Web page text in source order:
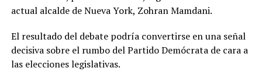
actual alcalde de Nueva York, Zohran Mamdani.
El resultado del debate podría convertirse en una señal
decisiva sobre el rumbo del Partido Demócrata de cara a
las elecciones legislativas.